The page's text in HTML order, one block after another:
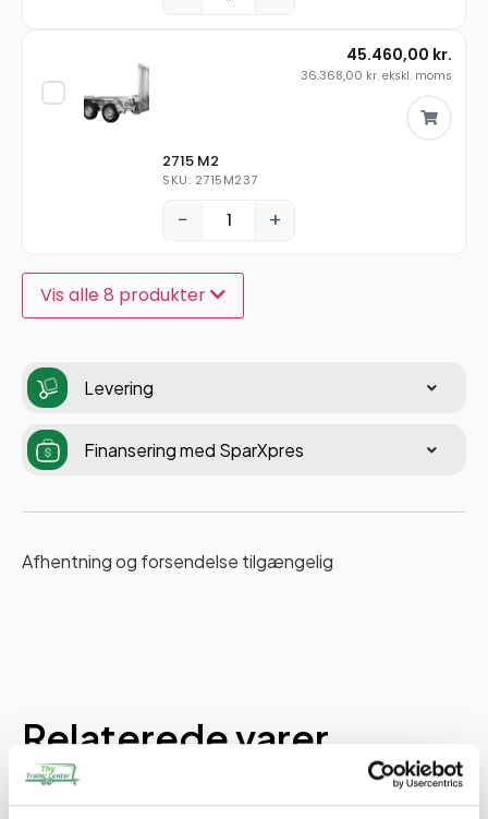
2715 M2
SKU: 2715M237
− +
45.460,00 kr.
36.368,00 kr. ekskl. moms
Vis alle 8 produkter
Levering
Finansering med SparXpres
Afhentning og forsendelse tilgængelig
Relaterede varer